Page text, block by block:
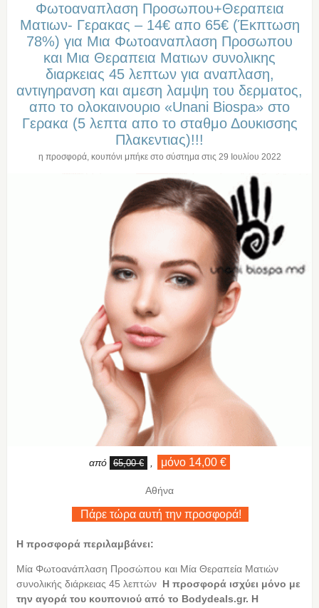
Φωτοαναπλαση Προσωπου+Θεραπεια
Ματιων- Γερακας – 14€ απο 65€ (Έκπτωση
78%) για Μια Φωτοαναπλαση Προσωπου
και Μια Θεραπεια Ματιων συνολικης
διαρκειας 45 λεπτων για αναπλαση,
αντιγηρανση και αμεση λαμψη του δερματος,
απο το ολοκαινουριο «Unani Biospa» στο
Γερακα (5 λεπτα απο το σταθμο Δουκισσης
Πλακεντιας)!!!
η προσφορά, κουπόνι μπήκε στο σύστημα στις 29 Ιουλίου 2022
από 65,00 € μόνο 14,00 €
Αθήνα
Πάρε τώρα αυτή την προσφορά!
Η προσφορά περιλαμβάνει:
Μία Φωτοανάπλαση Προσώπου και Μία Θεραπεία Ματιών
συνολικής διάρκειας 45 λεπτών Η προσφορά ισχύει μόνο με
την αγορά του κουπονιού από το Bodydeals.gr. Η